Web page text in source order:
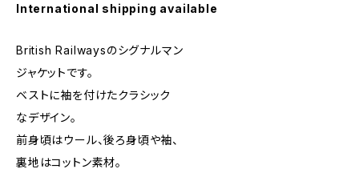
International shipping available
British Railwaysのシグナルマン
ジャケットです。
ベストに袖を付けたクラシック
なデザイン。
前身頃はウール、後ろ身頃や袖、
裏地はコットン素材。